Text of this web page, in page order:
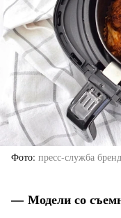
Фото пресс-служба
— Модели со